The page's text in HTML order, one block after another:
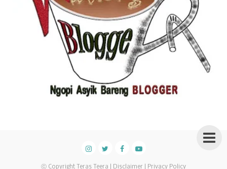
ⓒ Copyright Teras Teera Disclaimer Privacy Policy